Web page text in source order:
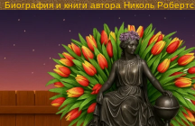
Биография и книги автора Николь Робертс